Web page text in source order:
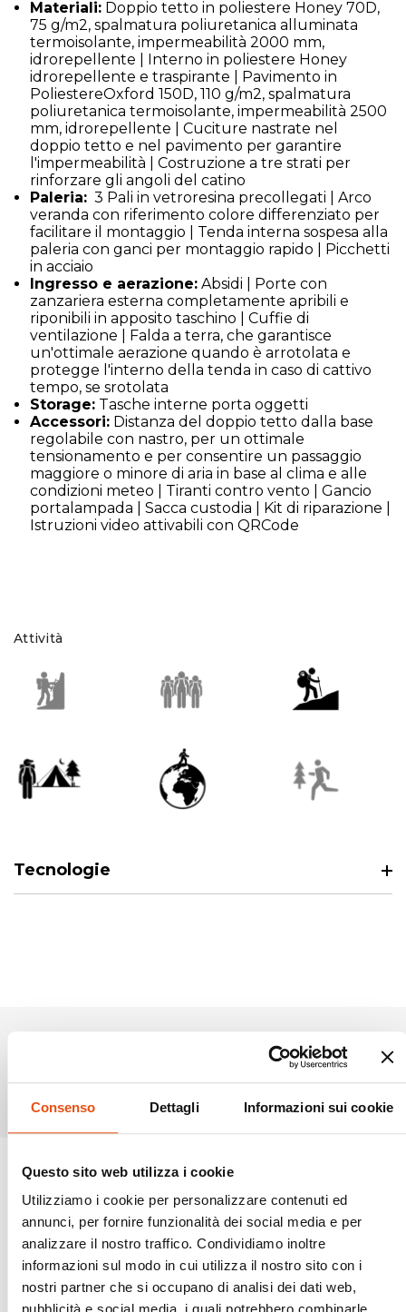
Consenso Dettagli Informazioni sui cookie
Questo sito web utilizza i cookie
Utilizziamo i cookie per personalizzare contenuti ed
annunci, per fornire funzionalità dei social media e per
analizzare il nostro traffico. Condividiamo inoltre
informazioni sul modo in cui utilizza il nostro sito con i
nostri partner che si occupano di analisi dei dati web,
Materiali: Doppio tetto in poliestere Honey 70D,
75 g/m2, spalmatura poliuretanica alluminata
termoisolante, impermeabilità 2000 mm,
idrorepellente | Interno in poliestere Honey
idrorepellente e traspirante | Pavimento in
PoliestereOxford 150D, 110 g/m2, spalmatura
poliuretanica termoisolante, impermeabilità 2500
mm, idrorepellente | Cuciture nastrate nel
doppio tetto e nel pavimento per garantire
l'impermeabilità | Costruzione a tre strati per
rinforzare gli angoli del catino
Paleria: 3 Pali in vetroresina precollegati | Arco
veranda con riferimento colore differenziato per
facilitare il montaggio | Tenda interna sospesa alla
paleria con ganci per montaggio rapido | Picchetti
in acciaio
Ingresso e aerazione: Absidi | Porte con
zanzariera esterna completamente apribili e
riponibili in apposito taschino | Cuffie di
ventilazione | Falda a terra, che garantisce
un'ottimale aerazione quando è arrotolata e
protegge l'interno della tenda in caso di cattivo
tempo, se srotolata
Storage: Tasche interne porta oggetti
Accessori: Distanza del doppio tetto dalla base
regolabile con nastro, per un ottimale
tensionamento e per consentire un passaggio
maggiore o minore di aria in base al clima e alle
condizioni meteo | Tiranti contro vento | Gancio
portalampada | Sacca custodia | Kit di riparazione |
Istruzioni video attivabili con QRCode
Attività
Tecnologie
Prodotti simili